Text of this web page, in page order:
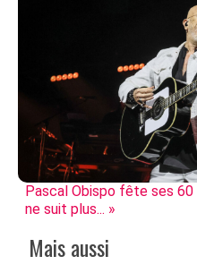
Pascal Obispo fête ses
ne suit plus... »
Mais aussi